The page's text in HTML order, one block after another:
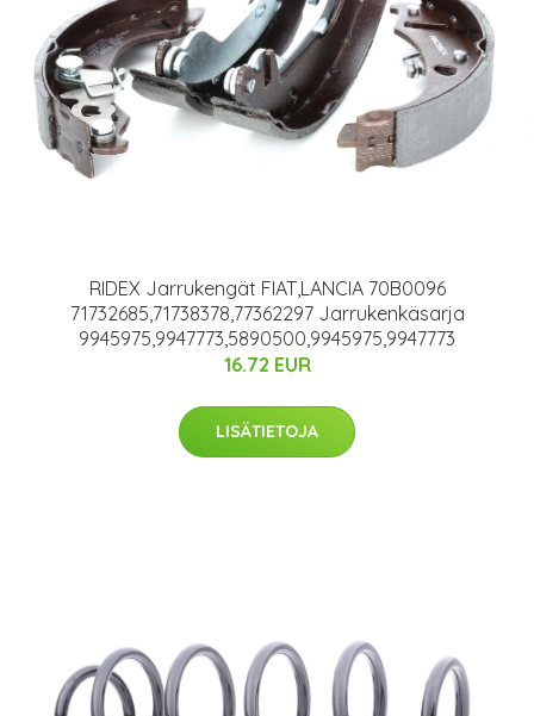
RIDEX Jarrukengät FIAT,LANCIA 70B0096
71732685,71738378,77362297 Jarrukenkäsarja
9945975,9947773,5890500,9945975,9947773
16.72 EUR
LISÄTIETOJA